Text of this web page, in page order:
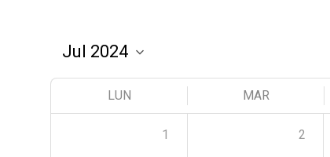
LUN MAR
1 2